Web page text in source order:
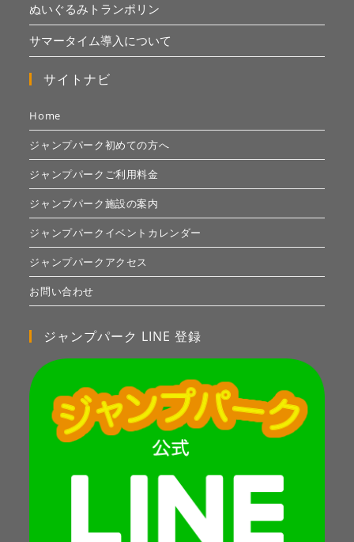
ぬいぐるみトランポリン
サマータイム導入について
サイトナビ
Home
ジャンプパーク初めての方へ
ジャンプパークご利用料金
ジャンプパーク施設の案内
ジャンプパークイベントカレンダー
ジャンプパークアクセス
お問い合わせ
ジャンプパーク LINE 登録